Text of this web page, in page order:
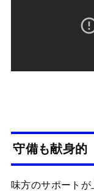
守備も献身的
味方のサポート